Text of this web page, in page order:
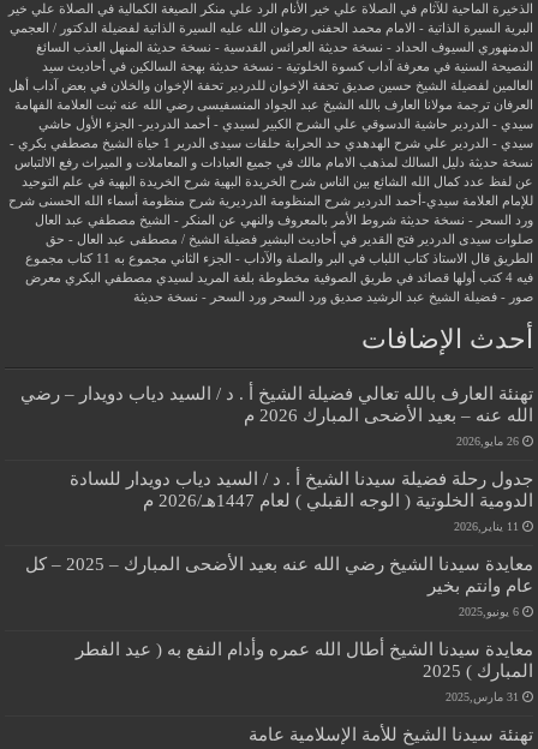
الذخيرة الماحية للآثام في الصلاة علي خير الأنام
الرد علي منكر الصيغة الكمالية في الصلاة علي خير
البرية
السيرة الذاتية - الامام محمد الحفنى رضوان الله عليه
السيرة الذاتية لفضيلة الدكتور / العجمي
الدمنهوري
السيوف الحداد - نسخة حديثة العرائس القدسية - نسخة حديثة
المنهل العذب السائغ
النصيحة السنية في معرفة آداب كسوة الخلوتية - نسخة حديثة بهجة السالكين في أحاديث سيد
العالمين لفضيلة الشيخ حسين صديق
تحفة الإخوان للدردير تحفة الإخوان والخلان في بعض آداب أهل
العرفان ترجمة مولانا العارف بالله الشيخ عبد الجواد المنسفيسى رضي الله عنه ثبت العلامة الفهامة
سيدي - الدردير
حاشية الدسوقي علي الشرح الكبير لسيدي - أحمد الدردير- الجزء الأول حاشي
سيدي - الدردير علي شرح الهدهدي حد الحرابة حلقات سيدى الدرير 1
حياة الشيخ مصطفي بكري -
نسخة حديثة دليل السالك لمذهب الامام مالك في جميع العبادات و المعاملات و الميراث رفع الالتباس
عن لفظ عدد كمال الله الشائع بين الناس شرح الخريدة البهية شرح الخريدة البهية في علم التوحيد
للإمام العلامة سيدي-أحمد الدردير شرح المنظومة الدرديرية شرح منظومة أسماء الله الحسنى شرح
ورد السحر - نسخة حديثة شروط الأمر بالمعروف والنهي عن المنكر - الشيخ مصطفي عبد العال
صلوات سيدى الدردير فتح القدير في أحاديث البشير فضيلة الشيخ / مصطفى عبد العال - حق
الطريق
قال الاستاذ كتاب اللباب في البر والصلة والآداب - الجزء الثاني مجموع به 11 كتاب
مجموع
فيه 4 كتب أولها قصائد في طريق الصوفية
مخطوطة بلغة المريد لسيدي مصطفي البكري معرض
صور - فضيلة الشيخ عبد الرشيد صديق
ورد السحر ورد السحر - نسخة حديثة
أحدث الإضافات
تهنئة العارف بالله تعالي فضيلة الشيخ أ . د / السيد دياب دويدار – رضي
الله عنه – بعيد الأضحى المبارك 2026 م
26 مايو,2026
جدول رحلة فضيلة سيدنا الشيخ أ . د / السيد دياب دويدار للسادة
الدومية الخلوتية ( الوجه القبلي ) لعام 1447هـ/2026 م
11 يناير,2026
معايدة سيدنا الشيخ رضي الله عنه بعيد الأضحى المبارك – 2025 – كل
عام وانتم بخير
6 يونيو,2025
معايدة سيدنا الشيخ أطال الله عمره وأدام النفع به ( عيد الفطر
المبارك ) 2025
31 مارس,2025
تهنئة سيدنا الشيخ للأمة الإسلامية عامة